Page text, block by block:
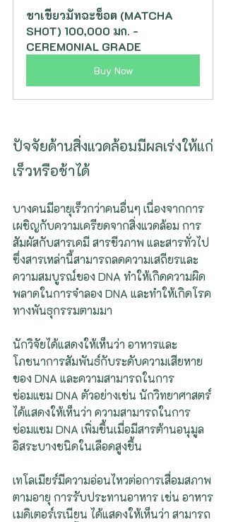
ชาเขียวมัทฉะช็อต (MATCHA
SHOT) 100,000 มก. -
CEREMONIAL GRADE
Buy Now
ปัจจัยด้านสิ่งแวดล้อมมีผลเร่งให้แก่
เร็วหรือช้าได้
บางคนมีอายุเร็วกว่าคนอื่นๆ เนื่องจากการ
เผชิญกับความเครียดจากสิ่งแวดล้อม การ
สัมผัสกับสารเคมี สารชีวภาพ และสารทั่วไป
ซึ่งสารเหล่านี้สามารถลดความเสถียรและ
ความสมบูรณ์ของ DNA ทำให้เกิดความผิด
พลาดในการจำลอง DNA และทำให้เกิดโรค
ทางพันธุกรรมตามมา
นักวิจัยได้แสดงให้เห็นว่า อาหารและ
โภชนาการสัมพันธ์กับระดับความเสียหาย
ของ DNA และความสามารถในการ
ซ่อมแซม DNA ตัวอย่างเช่น นักวิทยาศาสตร์
ได้แสดงให้เห็นว่า ความสามารถในการ
ซ่อมแซม DNA เพิ่มขึ้นเมื่อมีสารต้านอนุมูล
อิสระบางชนิดในเลือดสูงขึ้น
เทโลเมียร์มีความอ่อนไหวต่อการเสื่อมสภาพ
ตามอายุ การรับประทานอาหาร เช่น อาหาร
เมดิเตอร์เรเนียน ได้แสดงให้เห็นว่า สามารถ